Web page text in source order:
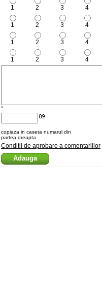
1 2 3
4
1 2 3
4
1 2 3
4
1 2 3 4
*
copiaza in caseta numarul din
partea dreapta
Conditii de aprobare a comentariilor